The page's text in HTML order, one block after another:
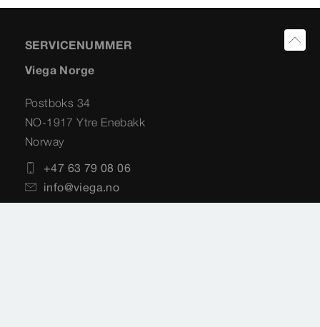
SERVICENUMMER
Viega Norge
Postboks 34
NO-1917 Ytre Enebakk
Norway
+47 63 79 08 06
info@viega.no